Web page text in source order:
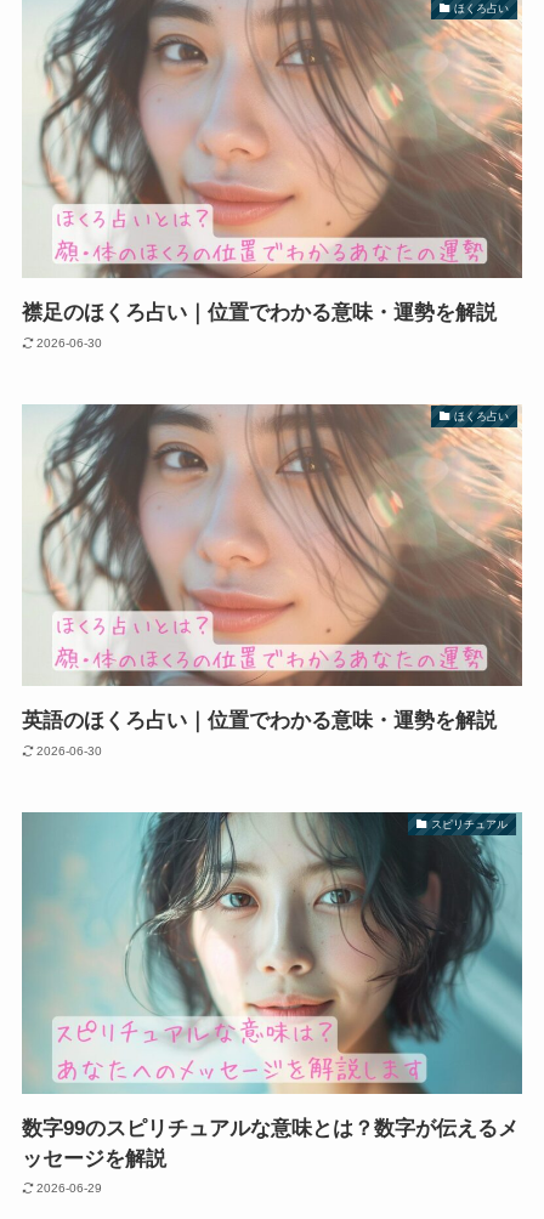
ほくろ占い
襟足のほくろ占い｜位置でわかる意味・運勢を解説
2026-06-30
ほくろ占い
英語のほくろ占い｜位置でわかる意味・運勢を解説
2026-06-30
スピリチュアル
数字99のスピリチュアルな意味とは？数字が伝えるメ
ッセージを解説
2026-06-29